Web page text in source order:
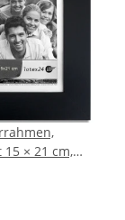
× 21 cm,
Wandrahmen